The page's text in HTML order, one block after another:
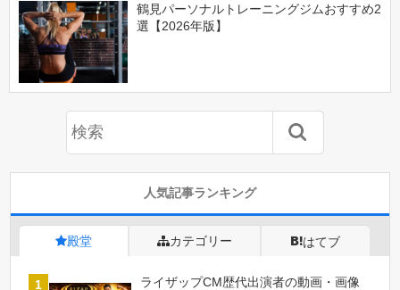
鶴見パーソナルトレーニングジムおすすめ2
選【2026年版】
人気記事ランキング
殿堂 カテゴリー はてブ
ライザップCM歴代出演者の動画・画像